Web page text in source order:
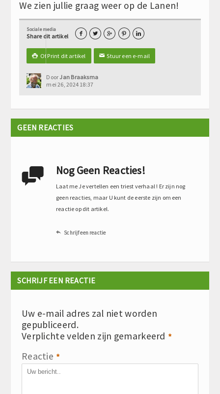
We zien jullie graag weer op de Lanen!
Sociale media
Share dit artikel     
 Of Print dit artikel ✉Stuur een e-mail
DoorJan Braaksma
mei 26, 2024 18:37
GEEN REACTIES
 Nog Geen Reacties!
Laat me Je vertellen een triest verhaal ! Er zijn nog
geen reacties, maar U kunt de eerste zijn om een
reactie op dit artikel.
 Schrijf een reactie
SCHRIJF EEN REACTIE
Uw e-mail adres zal niet worden
gepubliceerd.
Verplichte velden zijn gemarkeerd *
Reactie *